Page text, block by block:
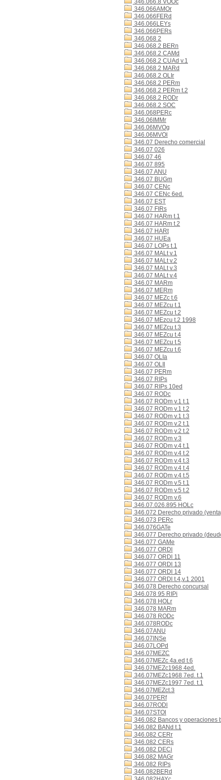
346.066.8 VOOc
346.066AMOr
346.066FERd
346.066LEYs
346.066PERs
346.068 2
346.068.2 BERn
346.068.2 CAMd
346.068.2 CUAd v.1
346.068.2 MARd
346.068.2 OLIr
346.068.2 PERm
346.068.2 PERm t.2
346.068.2 RODr
346.068.2 SOC
346.068PERc
346.06IMMr
346.06MVOg
346.06MVOl
346.07 Derecho comercial
346.07 026
346.07 46
346.07 895
346.07 ANU
346.07 BUGm
346.07 CENc
346.07 CENc 6ed.
346.07 EST
346.07 FIRs
346.07 HARm t.1
346.07 HARm t.2
346.07 HARt
346.07 HUEa
346.07 LOPs t.1
346.07 MALt v.1
346.07 MALt v.2
346.07 MALt v.3
346.07 MALt v.4
346.07 MARm
346.07 MERm
346.07 MEZc t.6
346.07 MEZcu t.1
346.07 MEZcu t.2
346.07 MEzcu t.2 1998
346.07 MEZcu t.3
346.07 MEZcu t.4
346.07 MEZcu t.5
346.07 MEZcu t.6
346.07 OLIa
346.07 OLIl
346.07 PERm
346.07 RIPs
346.07 RIPs 10ed
346.07 RODc
346.07 RODm v.1 t.1
346.07 RODm v.1 t.2
346.07 RODm v.1 t.3
346.07 RODm v.2 t.1
346.07 RODm v.2 t.2
346.07 RODm v.3
346.07 RODm v.4 t.1
346.07 RODm v.4 t.2
346.07 RODm v.4 t.3
346.07 RODm v.4 t.4
346.07 RODm v.4 t.5
346.07 RODm v.5 t.1
346.07 RODm v.5 t.2
346.07 RODm v.6
346.07.026.895 HOLc
346.072 Derecho privado
346.073 PERc
346.076GATe
346.077 Derecho privado
346.077 GAMe
346.077 ORDl
346.077 ORDl 11
346.077 ORDl 13
346.077 ORDl 14
346.077 ORDl t.4,v.1 2001
346.078 Derecho concursal
346.078 95 RIPi
346.078 HOLr
346.078 MARm
346.078 RODc
346.078RODc
346.07ANU
346.07INSe
346.07LOPd
346.07MEZC
346.07MEZc 4a.ed t.6
346.07MEZc1968 4ed.
346.07MEZc1968 7ed. t.1
346.07MEZc1997 7ed. t.1
346.07MEZct.3
346.07PERf
346.07RODl
346.07STOl
346.082 Bancos y operaciones
346.082 BANd t.1
346.082 CERr
346.082 CERs
346.082 DECi
346.082 MAGr
346.082 RIPs
346.082BERd